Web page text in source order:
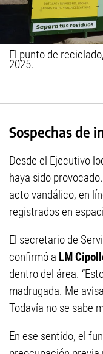
El punto de
2025.
Sospechas de
Desde el Ejecutivo
haya sido
acto vandálico, en
registrados en
El secretario de
confirmó a LM
dentro del área.
madrugada. Me
Todavía no se sabe
En ese sentido, el